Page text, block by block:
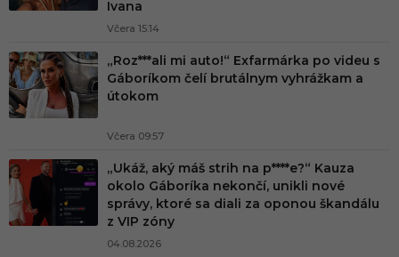
Ivana
Včera 15:14
„Roz***ali mi auto!“ Exfarmárka po videu s
Gáboríkom čelí brutálnym vyhrážkam a
útokom
Včera 09:57
„Ukáž, aký máš strih na p****e?“ Kauza
okolo Gáboríka nekončí, unikli nové
správy, ktoré sa diali za oponou škandálu
z VIP zóny
04.08.2026